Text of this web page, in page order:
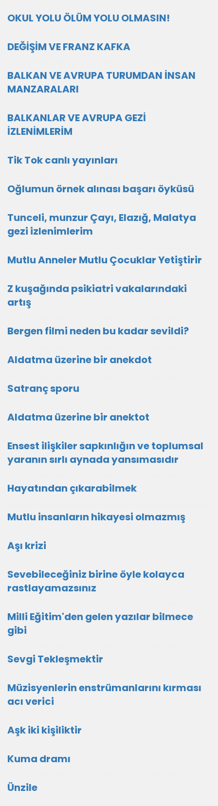
OKUL YOLU ÖLÜM YOLU OLMASIN!
DEĞİŞİM VE FRANZ KAFKA
BALKAN VE AVRUPA TURUMDAN İNSAN
MANZARALARI
BALKANLAR VE AVRUPA GEZİ
İZLENİMLERİM
Tik Tok canlı yayınları
Oğlumun örnek alınası başarı öyküsü
Tunceli, munzur Çayı, Elazığ, Malatya
gezi izlenimlerim
Mutlu Anneler Mutlu Çocuklar Yetiştirir
Z kuşağında psikiatri vakalarındaki
artış
Bergen filmi neden bu kadar sevildi?
Aldatma üzerine bir anekdot
Satranç sporu
Aldatma üzerine bir anektot
Ensest ilişkiler sapkınlığın ve toplumsal
yaranın sırlı aynada yansımasıdır
Hayatından çıkarabilmek
Mutlu insanların hikayesi olmazmış
Aşı krizi
Sevebileceğiniz birine öyle kolayca
rastlayamazsınız
Milli Eğitim'den gelen yazılar bilmece
gibi
Sevgi Tekleşmektir
Müzisyenlerin enstrümanlarını kırması
acı verici
Aşk iki kişiliktir
Kuma dramı
Ünzile